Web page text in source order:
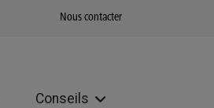
Nous contacter
Conseils